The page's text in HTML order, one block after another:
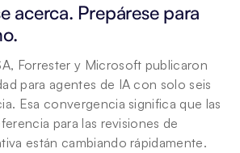
acerca. Prepárese para
Forrester y Microsoft publicaron
para agentes de IA con solo seis
Esa convergencia significa que las
para las revisiones de
están cambiando rápidamente.